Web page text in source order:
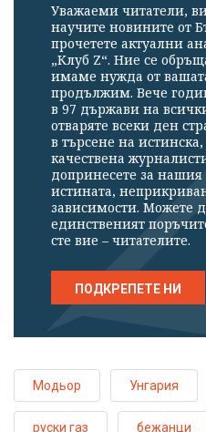
Уважаеми читатели,
научите новините от
прочетете актуални
„Клуб Z“. Ние се
имаме нужда от
продължим. Вече
в 97 държави на
отваряте всеки ден
в търсене на
качествена
допринесете за
истината,
зависимости. Можете
единственият
сте вие – читателите.
ПОДКРЕПЕТЕ НИ
Модьор Унгария
руски газ бежанци